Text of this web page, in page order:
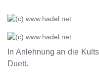
In Anlehnung an die
Duett.